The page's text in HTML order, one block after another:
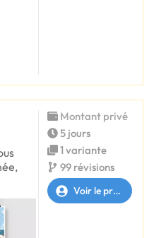
Montant privé
5 jours
1 variante
99 révisions
Voir le profil